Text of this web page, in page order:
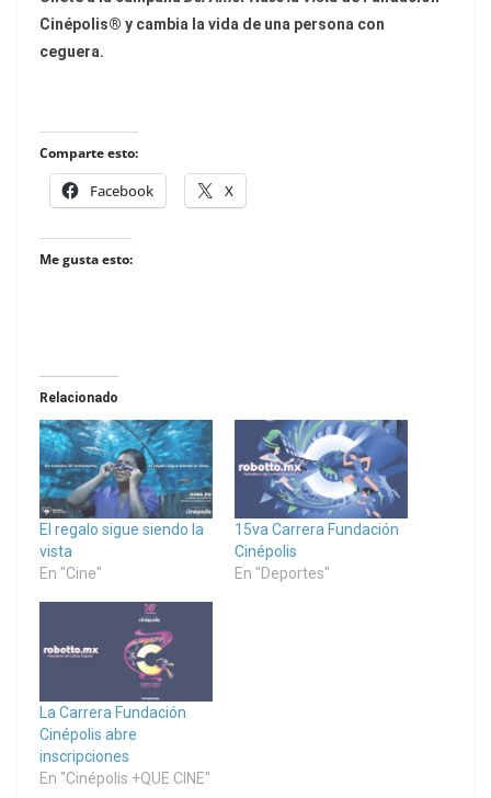
Cinépolis® y cambia la vida de una persona con
ceguera.
Comparte esto:
Facebook X
Me gusta esto:
Relacionado
El regalo sigue siendo la
vista
En "Cine"
15va Carrera Fundación
Cinépolis
En "Deportes"
La Carrera Fundación
Cinépolis abre
inscripciones
En "Cinépolis +QUE CINE"